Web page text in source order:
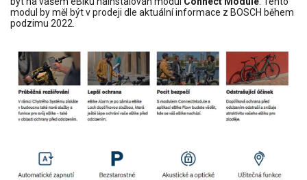
modul by měl být v prodeji dle aktuální informace z BOSCH během
podzimu 2022.